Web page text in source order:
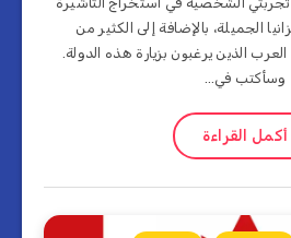
الجميلة، بالإضافة إلى الكثير من
الذين يرغبون بزيارة هذه الدولة.
وسأكتب في…
أكمل القراءة